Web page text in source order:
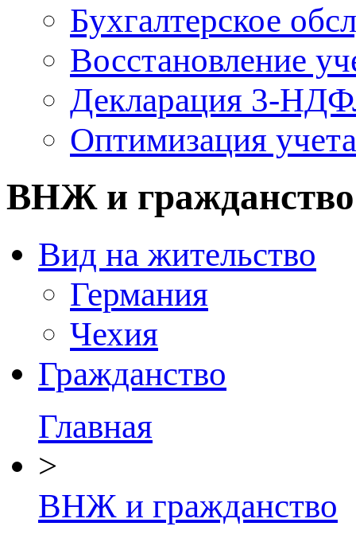
Бухгалтерское
Восcтановление
Декларация 3-
Оптимизация учета
ВНЖ и гражданство
Вид на жительство
Германия
Чехия
Гражданство
Главная
>
ВНЖ и гражданство